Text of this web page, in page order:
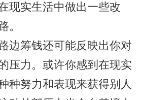
现实生活中做出一些改
。
边筹钱还可能反映出你对
压力。或许你感到在现实
种努力和表现来获得别人